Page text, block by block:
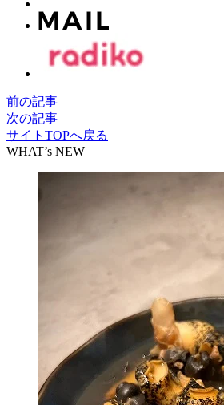
前の記事
次の記事
サイトTOPへ戻る
WHAT’s NEW